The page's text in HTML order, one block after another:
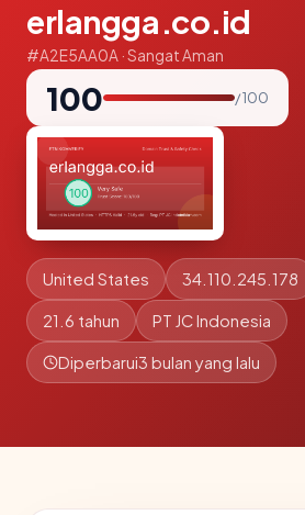
erlangga.co.id
#A2E5AA0A · Sangat Aman
100 / 100
United States 34.110.245.178
21.6 tahun PT JC Indonesia
Diperbarui3 bulan yang lalu